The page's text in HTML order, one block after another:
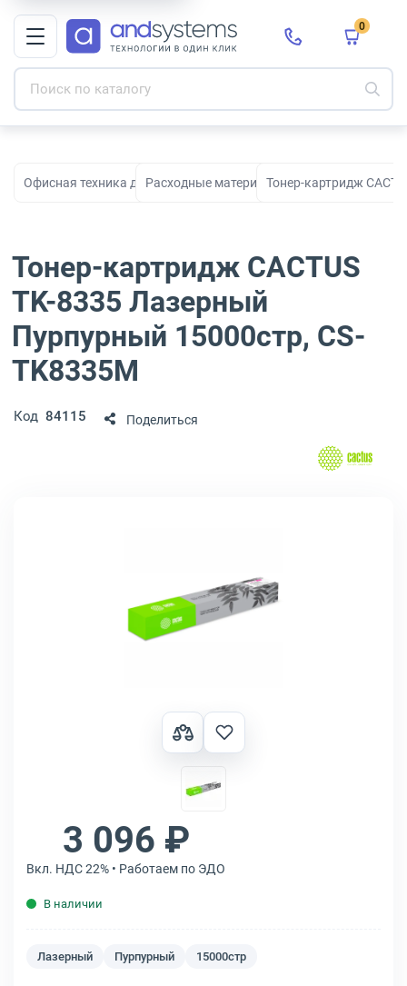
0
Офисная техника для печати, сканирования и
Расходные материалы для принтеров и
Тонер-картридж
Тонер-картридж CACTUS
TK-8335 Лазерный
Пурпурный 15000стр, CS-
TK8335M
Код 84115 Поделиться
3 096 ₽
Вкл. НДС 22% • Работаем по ЭДО
В наличии
Лазерный Пурпурный 15000стр